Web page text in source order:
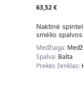
63,52€
Naktinė
smėlio spalvos
Medžiaga:
Spalva: Balta
Prekės ženklas: